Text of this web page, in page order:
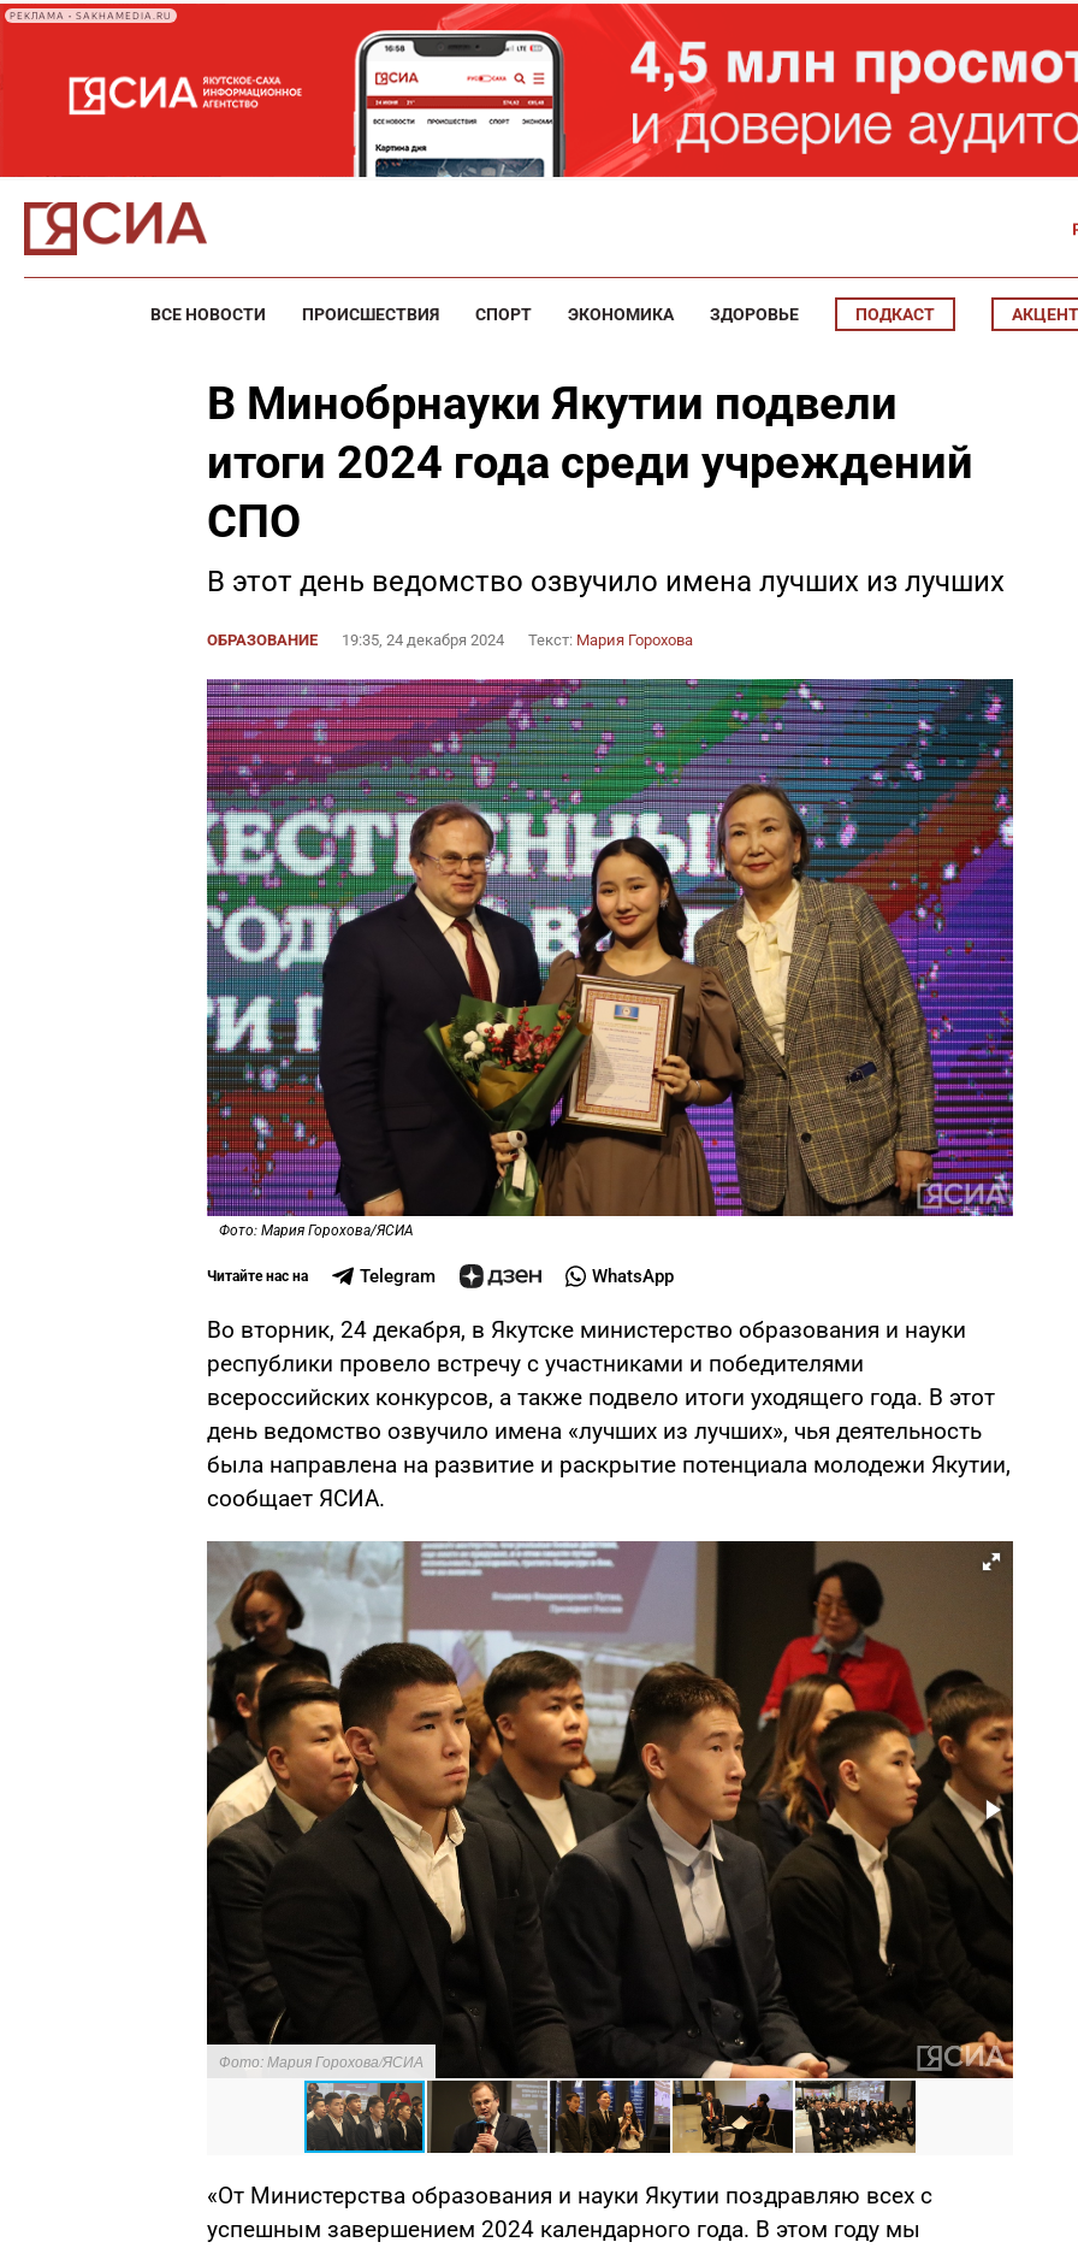
РЕКЛАМА • SAKHAMEDIA.RU
ВСЕ НОВОСТИ ПРОИСШЕСТВИЯ СПОРТ ЭКОНОМИКА ЗДОРОВЬЕ ПОДКАСТ АКЦЕНТ
В Минобрнауки Якутии подвели
итоги 2024 года среди учреждений
СПО
В этот день ведомство озвучило имена лучших из лучших
ОБРАЗОВАНИЕ 19:35, 24 декабря 2024 Текст: Мария Горохова
Фото: Мария Горохова/ЯСИА
Читайте нас на Telegram WhatsApp
Во вторник, 24 декабря, в Якутске министерство образования и науки
республики провело встречу с участниками и победителями
всероссийских конкурсов, а также подвело итоги уходящего года. В этот
день ведомство озвучило имена «лучших из лучших», чья деятельность
была направлена на развитие и раскрытие потенциала молодежи Якутии,
сообщает ЯСИА.
Фото: Мария Горохова/ЯСИА
«От Министерства образования и науки Якутии поздравляю всех с
успешным завершением 2024 календарного года. В этом году мы